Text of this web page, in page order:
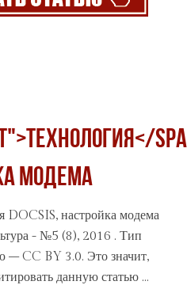
модема
DOCSIS, настройка модема
- №5 (8), 2016 . Тип
– CC BY 3.0. Это значит,
данную статью ...